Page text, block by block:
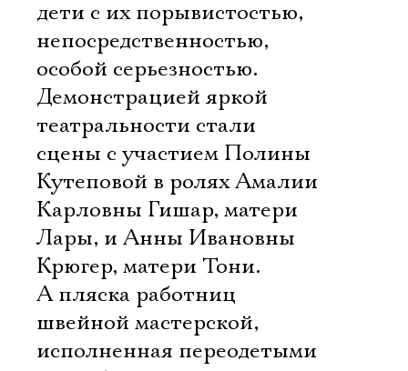
дети с их порывистостью,
непосредственностью,
особой серьезностью.
Демонстрацией яркой
театральности стали
сцены с участием Полины
Кутеповой в ролях Амалии
Карловны Гишар, матери
Лары, и Анны Ивановны
Крюгер, матери Тони.
А пляска работниц
швейной мастерской,
исполненная переодетыми